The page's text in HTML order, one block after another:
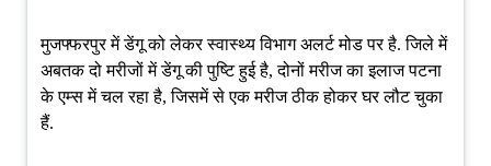
मुजफ्फरपुर में डेंगू को लेकर स्वास्थ्य विभाग अलर्ट मोड पर है. जिले में
अबतक दो मरीजों में डेंगू की पुष्टि हुई है, दोनों मरीज का इलाज पटना
के एम्स में चल रहा है, जिसमें से एक मरीज ठीक होकर घर लौट चुका
हैं.